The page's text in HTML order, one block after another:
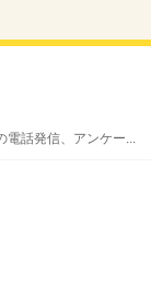
話発信、アンケー...